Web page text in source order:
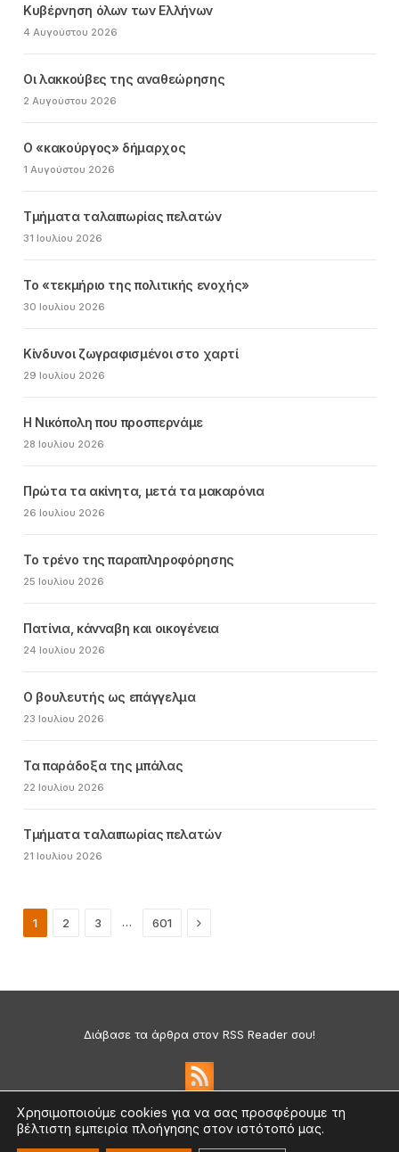
Κυβέρνηση όλων των Ελλήνων
4 Αυγούστου 2026
Οι λακκούβες της αναθεώρησης
2 Αυγούστου 2026
Ο «κακούργος» δήμαρχος
1 Αυγούστου 2026
Τμήματα ταλαιπωρίας πελατών
31 Ιουλίου 2026
Το «τεκμήριο της πολιτικής ενοχής»
30 Ιουλίου 2026
Κίνδυνοι ζωγραφισμένοι στο χαρτί
29 Ιουλίου 2026
Η Νικόπολη που προσπερνάμε
28 Ιουλίου 2026
Πρώτα τα ακίνητα, μετά τα μακαρόνια
26 Ιουλίου 2026
Το τρένο της παραπληροφόρησης
25 Ιουλίου 2026
Πατίνια, κάνναβη και οικογένεια
24 Ιουλίου 2026
Ο βουλευτής ως επάγγελμα
23 Ιουλίου 2026
Τα παράδοξα της μπάλας
22 Ιουλίου 2026
Τμήματα ταλαιπωρίας πελατών
21 Ιουλίου 2026
1 2 3 … 601 Next
Διάβασε τα άρθρα στον RSS Reader σου!
Πολιτική Απορρήτου & Cookies
Χρησιμοποιούμε cookies για να σας προσφέρουμε τη
βέλτιστη εμπειρία πλοήγησης στον ιστότοπό μας.